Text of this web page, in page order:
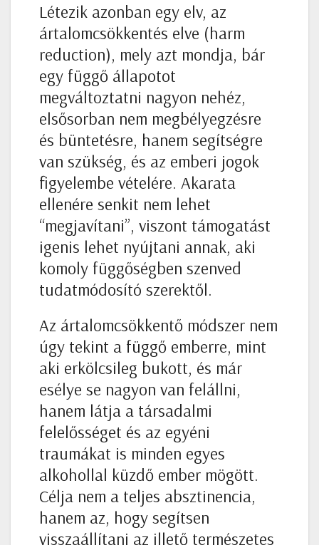
Létezik azonban egy elv, az
ártalomcsökkentés elve (harm
reduction), mely azt mondja, bár
egy függő állapotot
megváltoztatni nagyon nehéz,
elsősorban nem megbélyegzésre
és büntetésre, hanem segítségre
van szükség, és az emberi jogok
figyelembe vételére. Akarata
ellenére senkit nem lehet
“megjavítani”, viszont támogatást
igenis lehet nyújtani annak, aki
komoly függőségben szenved
tudatmódosító szerektől.
Az ártalomcsökkentő módszer nem
úgy tekint a függő emberre, mint
aki erkölcsileg bukott, és már
esélye se nagyon van felállni,
hanem látja a társadalmi
felelősséget és az egyéni
traumákat is minden egyes
alkohollal küzdő ember mögött.
Célja nem a teljes absztinencia,
hanem az, hogy segítsen
visszaállítani az illető természetes